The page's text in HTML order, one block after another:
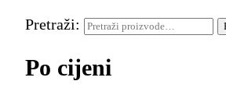
Pretraži:
Po cijeni